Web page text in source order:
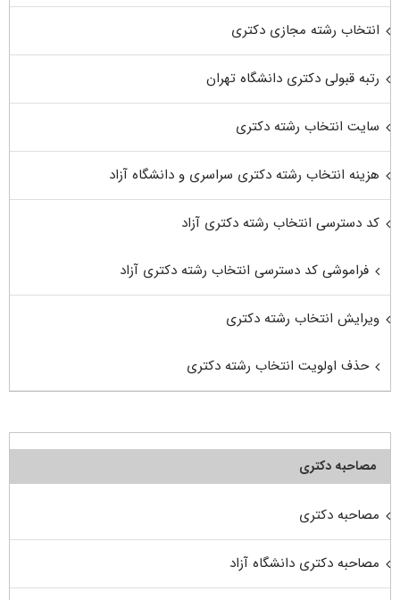
انتخاب رشته مجازی دکتری
رتبه قبولی دکتری دانشگاه تهران
سایت انتخاب رشته دکتری
هزینه انتخاب رشته دکتری سراسری و دانشگاه آزاد
کد دسترسی انتخاب رشته دکتری آزاد
فراموشی کد دسترسی انتخاب رشته دکتری آزاد
ویرایش انتخاب رشته دکتری
حذف اولویت انتخاب رشته دکتری
مصاحبه دکتری
مصاحبه دکتری
مصاحبه دکتری دانشگاه آزاد